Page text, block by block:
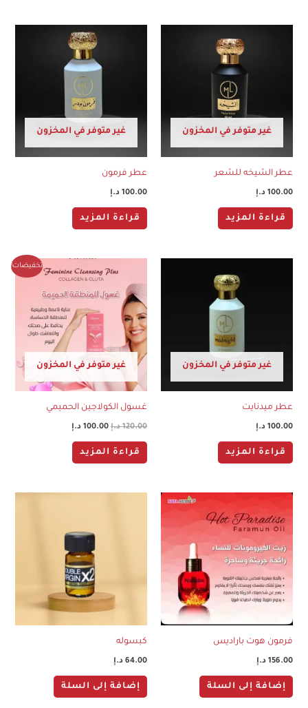
غير متوفر في المخزون
عطر الشيخه للشعر
100.00 د.إ
قراءة المزيد
غير متوفر في المخزون
عطر فرمون
100.00 د.إ
قراءة المزيد
غير متوفر في المخزون
عطر ميدنايت
100.00 د.إ
قراءة المزيد
تخفيضات!
غير متوفر في المخزون
غسول الكولاجين الحميمي
120.00 د.إ
الأصلي
120.00 د.إ.
100.00 د.إ
الحالي
100.00 د.إ.
قراءة المزيد
فرمون هوت باراديس
156.00 د.إ
إضافة إلى السلة
كبسوله
64.00 د.إ
إضافة إلى السلة